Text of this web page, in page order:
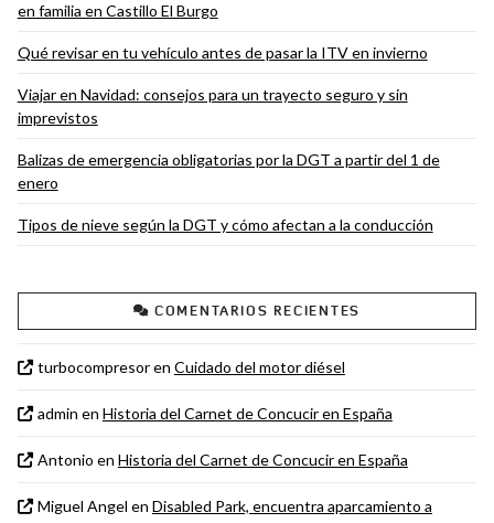
en familia en Castillo El Burgo
Qué revisar en tu vehículo antes de pasar la ITV en invierno
Viajar en Navidad: consejos para un trayecto seguro y sin
imprevistos
Balizas de emergencia obligatorias por la DGT a partir del 1 de
enero
Tipos de nieve según la DGT y cómo afectan a la conducción
COMENTARIOS RECIENTES
turbocompresoren Cuidado del motor diésel
admin en Historia del Carnet de Concucir en España
Antonio en Historia del Carnet de Concucir en España
Miguel Angel en Disabled Park, encuentra aparcamiento a